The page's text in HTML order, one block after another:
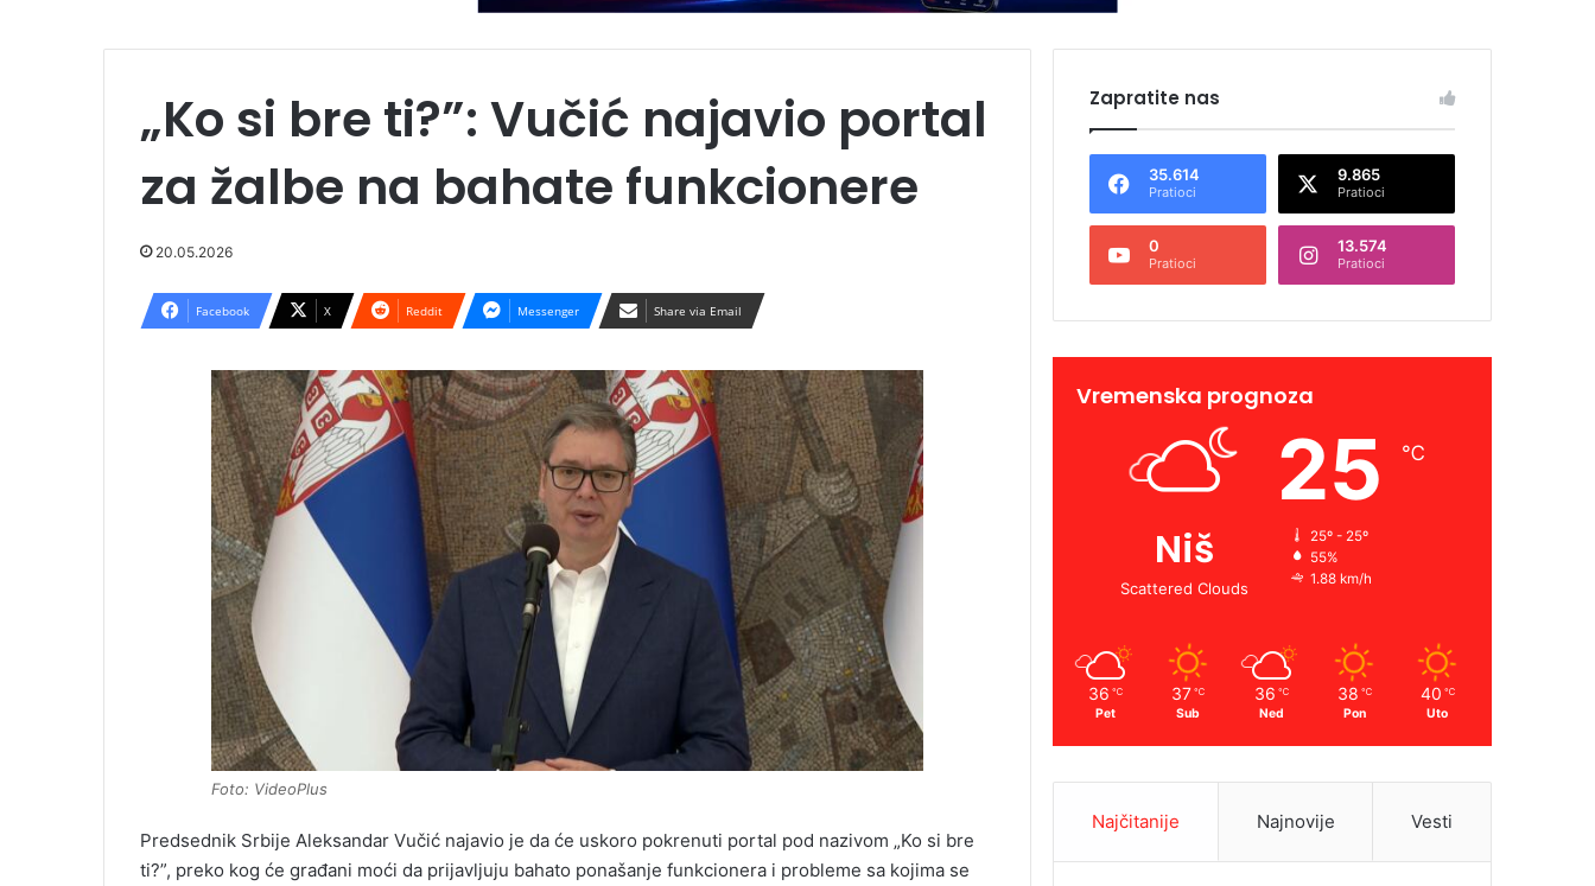
„Ko si bre ti?”: Vučić najavio portal
za žalbe na bahate funkcionere
20.05.2026
Facebook X Reddit Messenger Share via Email
Foto: VideoPlus
Predsednik Srbije Aleksandar Vučić najavio je da će uskoro pokrenuti portal pod nazivom „Ko si bre
ti?”, preko kog će građani moći da prijavljuju bahato ponašanje funkcionera i probleme sa kojima se
Zapratite nas
35.614
Pratioci
9.865
Pratioci
0
Pratioci
13.574
Pratioci
Vremenska prognoza
Niš
Scattered Clouds
25 ℃
25º - 25º
55%
1.88 km/h
36 ℃
Pet
37 ℃
Sub
36 ℃
Ned
38 ℃
Pon
40 ℃
Uto
Najčitanije Najnovije Vesti